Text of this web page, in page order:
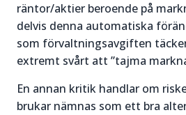
räntor/aktier beroende på
delvis denna automatiska
som förvaltningsavgiften
extremt svårt att ”tajma
En annan kritik handlar om
brukar nämnas som ett bra